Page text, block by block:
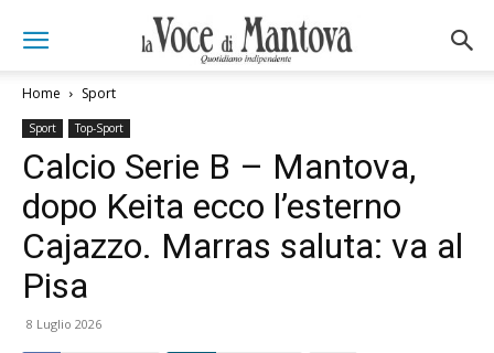
Home Sport
Sport Top-Sport
Calcio Serie B – Mantova,
dopo Keita ecco l’esterno
Cajazzo. Marras saluta: va al
Pisa
8 Luglio 2026